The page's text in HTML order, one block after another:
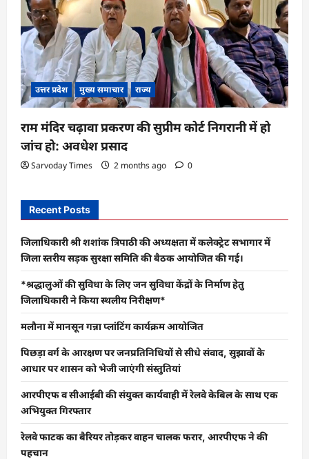
उत्तर प्रदेश मुख्य समाचार राज्य
राम मंदिर चढ़ावा प्रकरण की सुप्रीम कोर्ट निगरानी में हो
जांच हो: अवधेश प्रसाद
Sarvoday Times 2 months ago 0
Recent Posts
जिलाधिकारी श्री शशांक त्रिपाठी की अध्यक्षता में कलेक्ट्रेट सभागार में
जिला स्तरीय सड़क सुरक्षा समिति की बैठक आयोजित की गई।
*श्रद्धालुओं की सुविधा के लिए जन सुविधा केंद्रों के निर्माण हेतु
जिलाधिकारी ने किया स्थलीय निरीक्षण*
मलौना में मानसून गन्ना प्लांटिंग कार्यक्रम आयोजित
पिछड़ा वर्ग के आरक्षण पर जनप्रतिनिधियों से सीधे संवाद, सुझावों के
आधार पर शासन को भेजी जाएंगी संस्तुतियां
आरपीएफ व सीआईबी की संयुक्त कार्यवाही में रेलवे केबिल के साथ एक
अभियुक्त गिरफ्तार
रेलवे फाटक का बैरियर तोड़कर वाहन चालक फरार, आरपीएफ ने की
पहचान